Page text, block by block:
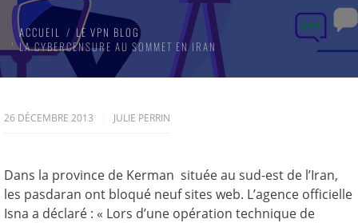
ACCUEIL
LE VPN BLOG
LA CYBERCENSURE AU SOMMET EN IRAN
26 DÉCEMBRE 2013 JULIE PERRIN
Dans la province de Kerman située au sud-est de l’Iran,
les pasdaran ont bloqué neuf sites web. L’agence officielle
Isna a déclaré : « Lors d’une opération technique de